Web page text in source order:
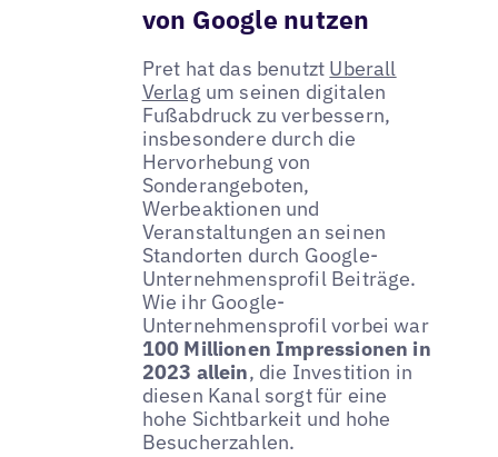
von Google nutzen
Pret hat das benutzt Uberall
Verlag um seinen digitalen
Fußabdruck zu verbessern,
insbesondere durch die
Hervorhebung von
Sonderangeboten,
Werbeaktionen und
Veranstaltungen an seinen
Standorten durch Google-
Unternehmensprofil Beiträge.
Wie ihr Google-
Unternehmensprofil vorbei war
100 Millionen Impressionen in
2023 allein, die Investition in
diesen Kanal sorgt für eine
hohe Sichtbarkeit und hohe
Besucherzahlen.